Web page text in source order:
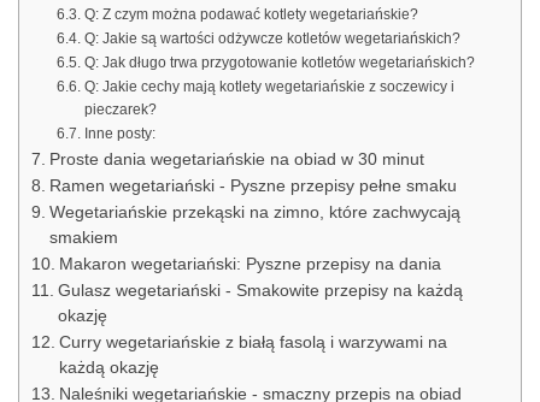
Q: Z czym można podawać kotlety wegetariańskie?
Q: Jakie są wartości odżywcze kotletów wegetariańskich?
Q: Jak długo trwa przygotowanie kotletów wegetariańskich?
Q: Jakie cechy mają kotlety wegetariańskie z soczewicy i
pieczarek?
Inne posty:
Proste dania wegetariańskie na obiad w 30 minut
Ramen wegetariański - Pyszne przepisy pełne smaku
Wegetariańskie przekąski na zimno, które zachwycają
smakiem
Makaron wegetariański: Pyszne przepisy na dania
Gulasz wegetariański - Smakowite przepisy na każdą
okazję
Curry wegetariańskie z białą fasolą i warzywami na
każdą okazję
Naleśniki wegetariańskie - smaczny przepis na obiad